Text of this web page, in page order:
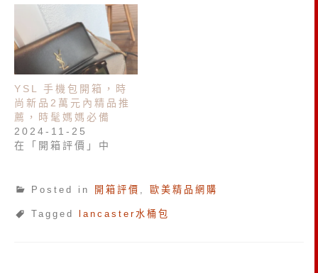
YSL 手機包開箱，時
尚新品2萬元內精品推
薦，時髦媽媽必備
2024-11-25
在「開箱評價」中
Posted in 開箱評價 , 歐美精品網購
Tagged lancaster水桶包